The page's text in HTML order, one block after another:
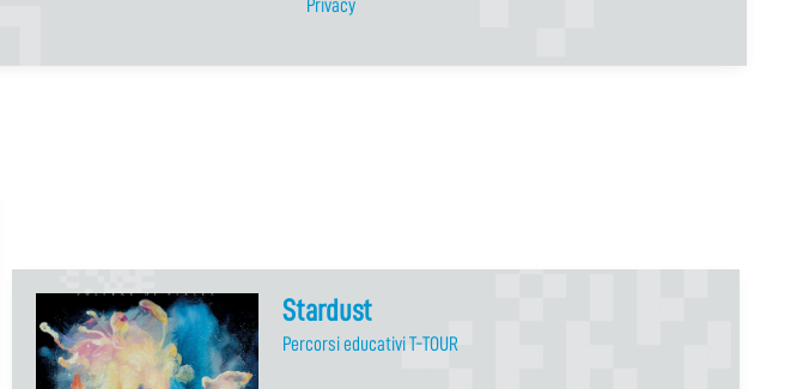
Privacy
Stardust
Percorsi educativi T-TOUR